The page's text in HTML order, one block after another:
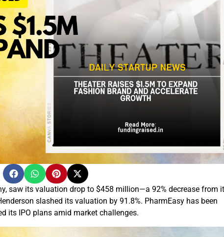
saw its valuation drop to $458 million—a 92% decrease from
slashed its valuation by 91.8%. PharmEasy has been
its IPO plans amid market challenges.